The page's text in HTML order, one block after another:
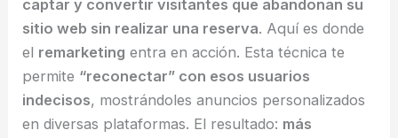
captar y convertir visitantes que abandonan su
sitio web sin realizar una reserva. Aquí es donde
el remarketing entra en acción. Esta técnica te
permite “reconectar” con esos usuarios
indecisos, mostrándoles anuncios personalizados
en diversas plataformas. El resultado: más